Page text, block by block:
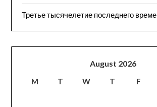
Третье тысячелетие последнего
August 2026
M T W T F